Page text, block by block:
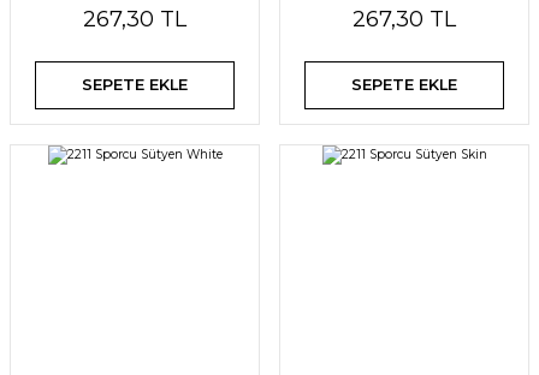
267,30 TL
SEPETE EKLE
267,30 TL
SEPETE EKLE